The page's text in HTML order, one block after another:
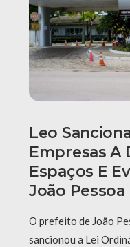
Leo
Empresas A
Espaços E
João Pessoa
O prefeito de João
sancionou a Lei